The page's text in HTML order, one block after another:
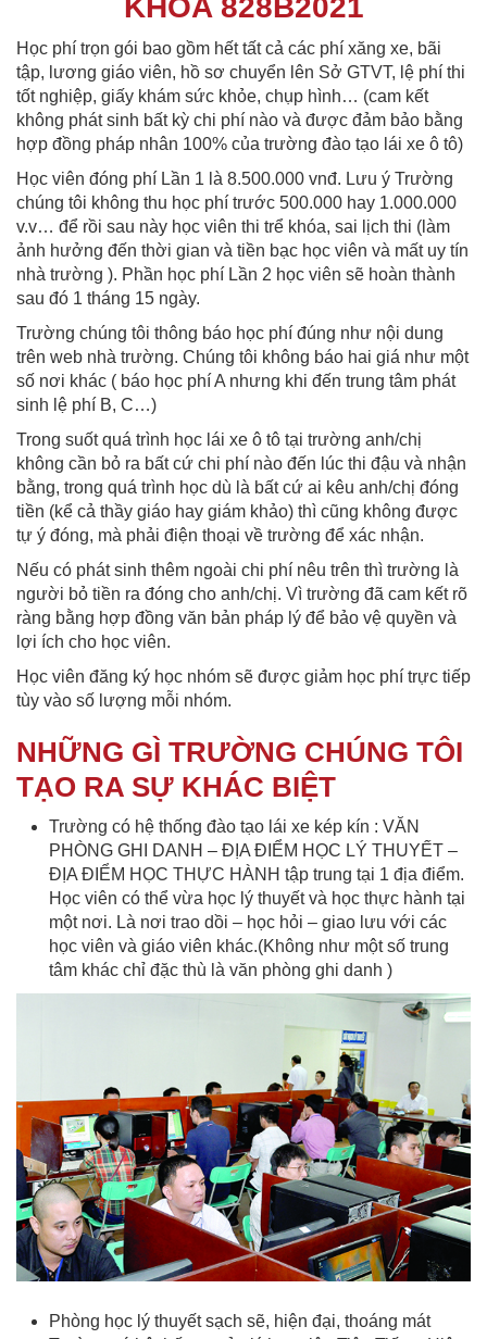
KHÓA 828B2021
Học phí trọn gói bao gồm hết tất cả các phí xăng xe, bãi
tập, lương giáo viên, hồ sơ chuyển lên Sở GTVT, lệ phí thi
tốt nghiệp, giấy khám sức khỏe, chụp hình… (cam kết
không phát sinh bất kỳ chi phí nào và được đảm bảo bằng
hợp đồng pháp nhân 100% của trường đào tạo lái xe ô tô)
Học viên đóng phí Lần 1 là 8.500.000 vnđ. Lưu ý Trường
chúng tôi không thu học phí trước 500.000 hay 1.000.000
v.v… để rồi sau này học viên thi trể khóa, sai lịch thi (làm
ảnh hưởng đến thời gian và tiền bạc học viên và mất uy tín
nhà trường ). Phần học phí Lần 2 học viên sẽ hoàn thành
sau đó 1 tháng 15 ngày.
Trường chúng tôi thông báo học phí đúng như nội dung
trên web nhà trường. Chúng tôi không báo hai giá như một
số nơi khác ( báo học phí A nhưng khi đến trung tâm phát
sinh lệ phí B, C…)
Trong suốt quá trình học lái xe ô tô tại trường anh/chị
không cần bỏ ra bất cứ chi phí nào đến lúc thi đậu và nhận
bằng, trong quá trình học dù là bất cứ ai kêu anh/chị đóng
tiền (kể cả thầy giáo hay giám khảo) thì cũng không được
tự ý đóng, mà phải điện thoại về trường để xác nhận.
Nếu có phát sinh thêm ngoài chi phí nêu trên thì trường là
người bỏ tiền ra đóng cho anh/chị. Vì trường đã cam kết rõ
ràng bằng hợp đồng văn bản pháp lý để bảo vệ quyền và
lợi ích cho học viên.
Học viên đăng ký học nhóm sẽ được giảm học phí trực tiếp
tùy vào số lượng mỗi nhóm.
NHỮNG GÌ TRƯỜNG CHÚNG TÔI
TẠO RA SỰ KHÁC BIỆT
Trường có hệ thống đào tạo lái xe kép kín : VĂN
PHÒNG GHI DANH – ĐỊA ĐIỂM HỌC LÝ THUYẾT –
ĐỊA ĐIỂM HỌC THỰC HÀNH tập trung tại 1 địa điểm.
Học viên có thể vừa học lý thuyết và học thực hành tại
một nơi. Là nơi trao dồi – học hỏi – giao lưu với các
học viên và giáo viên khác.(Không như một số trung
tâm khác chỉ đặc thù là văn phòng ghi danh )
Phòng học lý thuyết sạch sẽ, hiện đại, thoáng mát